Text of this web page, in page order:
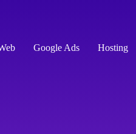
Google Ads Hosting